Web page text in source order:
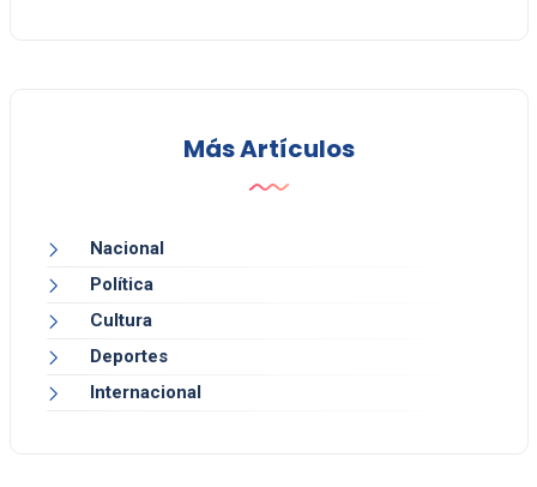
Más Artículos
Nacional
Política
Cultura
Deportes
Internacional